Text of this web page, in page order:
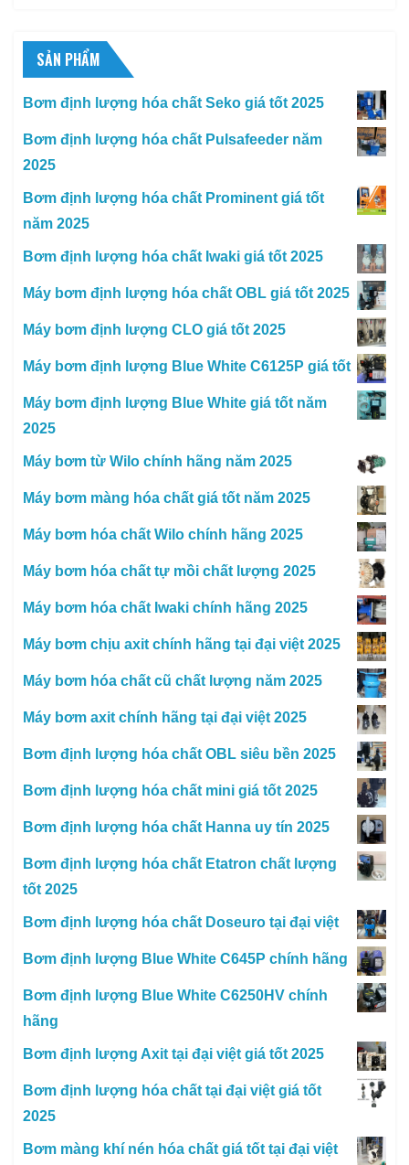
SẢN PHẨM
Bơm định lượng hóa chất Seko giá tốt 2025
Bơm định lượng hóa chất Pulsafeeder năm
2025
Bơm định lượng hóa chất Prominent giá tốt
năm 2025
Bơm định lượng hóa chất Iwaki giá tốt 2025
Máy bơm định lượng hóa chất OBL giá tốt 2025
Máy bơm định lượng CLO giá tốt 2025
Máy bơm định lượng Blue White C6125P giá tốt
Máy bơm định lượng Blue White giá tốt năm
2025
Máy bơm từ Wilo chính hãng năm 2025
Máy bơm màng hóa chất giá tốt năm 2025
Máy bơm hóa chất Wilo chính hãng 2025
Máy bơm hóa chất tự mồi chất lượng 2025
Máy bơm hóa chất Iwaki chính hãng 2025
Máy bơm chịu axit chính hãng tại đại việt 2025
Máy bơm hóa chất cũ chất lượng năm 2025
Máy bơm axit chính hãng tại đại việt 2025
Bơm định lượng hóa chất OBL siêu bền 2025
Bơm định lượng hóa chất mini giá tốt 2025
Bơm định lượng hóa chất Hanna uy tín 2025
Bơm định lượng hóa chất Etatron chất lượng
tốt 2025
Bơm định lượng hóa chất Doseuro tại đại việt
Bơm định lượng Blue White C645P chính hãng
Bơm định lượng Blue White C6250HV chính
hãng
Bơm định lượng Axit tại đại việt giá tốt 2025
Bơm định lượng hóa chất tại đại việt giá tốt
2025
Bơm màng khí nén hóa chất giá tốt tại đại việt